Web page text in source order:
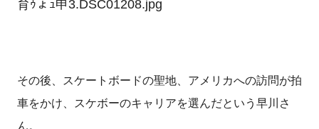
その後、スケートボードの聖地、アメリカへの訪問が拍
車をかけ、スケボーのキャリアを選んだという早川さ
ん。